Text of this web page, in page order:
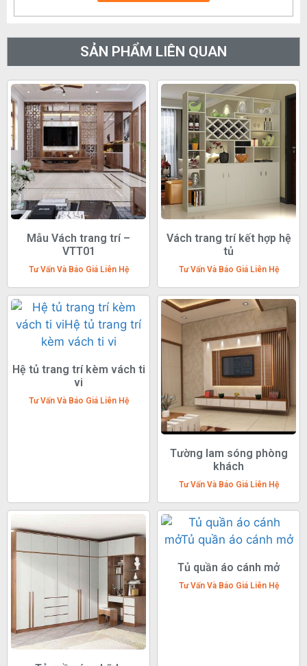
SẢN PHẨM LIÊN QUAN
Mẫu Vách trang trí –
VTT01
Tư Vấn Và Báo Giá Liên Hệ
Vách trang trí kết hợp hệ
tủ
Tư Vấn Và Báo Giá Liên Hệ
Hệ tủ trang trí kèm vách ti
vi
Tư Vấn Và Báo Giá Liên Hệ
Tường lam sóng phòng
khách
Tư Vấn Và Báo Giá Liên Hệ
Tủ quần áo cánh mở
Tư Vấn Và Báo Giá Liên Hệ